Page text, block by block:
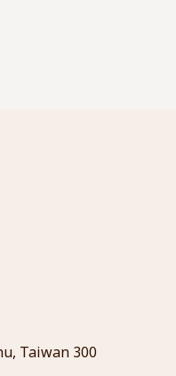
Taiwan 300